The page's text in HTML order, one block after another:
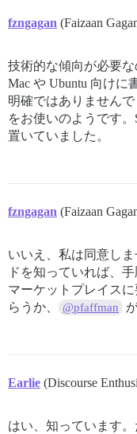
fzngagan (Faizaan
技術的な傾向が必要
Mac や Ubuntu 向けに
明確ではありません
をお使いのようです
置いていました。
fzngagan (Faizaan
いいえ、私は同意し
ドを知っていれば、
マーケットプレイス
らうか、
@pfaffman
Earlie (Discourse
はい、知っています